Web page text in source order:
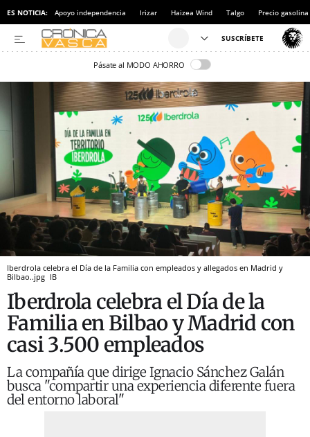
ES NOTICIA: Apoyo independencia Irizar Haizea Wind Talgo Precio gasolina
Pásate al MODO AHORRO
Iberdrola celebra el Día de la Familia con empleados y allegados en Madrid y
Bilbao..jpg IB
Iberdrola celebra el Día de la
Familia en Bilbao y Madrid con
casi 3.500 empleados
La compañía que dirige Ignacio Sánchez Galán
busca "compartir una experiencia diferente fuera
del entorno laboral"